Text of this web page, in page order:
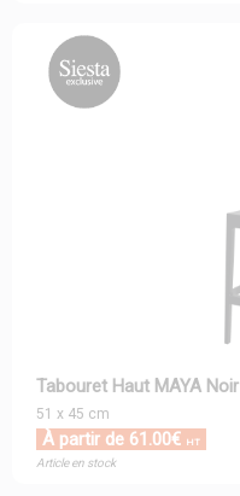
Tabouret Haut MAYA Noir
51 x 45 cm
À partir de 61.00€ HT
Article en stock